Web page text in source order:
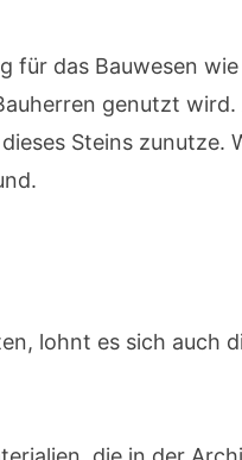
für das Bauwesen
genutzt wird.
Steins zunutze.
lohnt es sich auch